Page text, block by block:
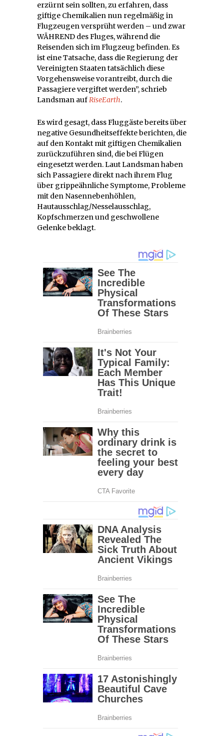
erzürnt sein sollten, zu erfahren, dass
giftige Chemikalien nun regelmäßig in
Flugzeugen versprüht werden – und zwar
WÄHREND des Fluges, während die
Reisenden sich im Flugzeug befinden. Es
ist eine Tatsache, dass die Regierung der
Vereinigten Staaten tatsächlich diese
Vorgehensweise vorantreibt, durch die
Passagiere vergiftet werden”, schrieb
Landsman aufRiseEarth.
Es wird gesagt, dass Fluggäste bereits über
negative Gesundheitseffekte berichten, die
auf den Kontakt mit giftigen Chemikalien
zurückzuführen sind, die bei Flügen
eingesetzt werden. Laut Landsman haben
sich Passagiere direkt nach ihrem Flug
über grippeähnliche Symptome, Probleme
mit den Nasennebenhöhlen,
Hautausschlag/Nesselausschlag,
Kopfschmerzen und geschwollene
Gelenke beklagt.